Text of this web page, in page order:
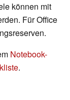
können mit
Für Office
Notebook-
.